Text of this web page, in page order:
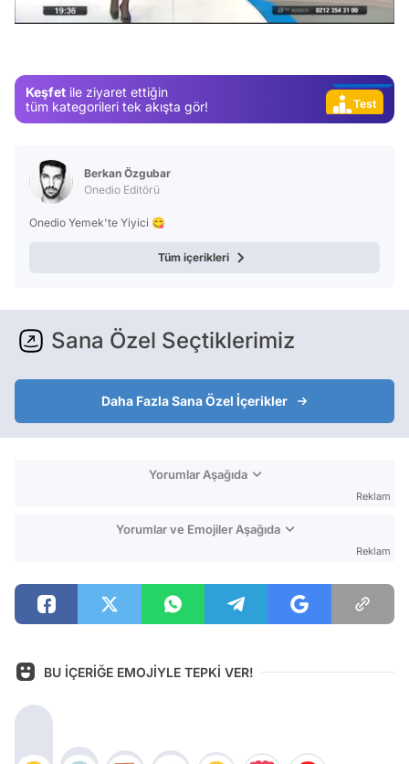
Keşfet ile ziyaret ettiğin
tüm kategorileri tek akışta gör!
Gündem
Test
Berkan Özgubar
Onedio Editörü
Onedio Yemek'te Yiyici 😋
Tüm içerikleri
Sana Özel Seçtiklerimiz
Daha Fazla Sana Özel İçerikler
Yorumlar Aşağıda
Reklam
Yorumlar ve Emojiler Aşağıda
Reklam
BU İÇERİĞE EMOJİYLE TEPKİ VER!